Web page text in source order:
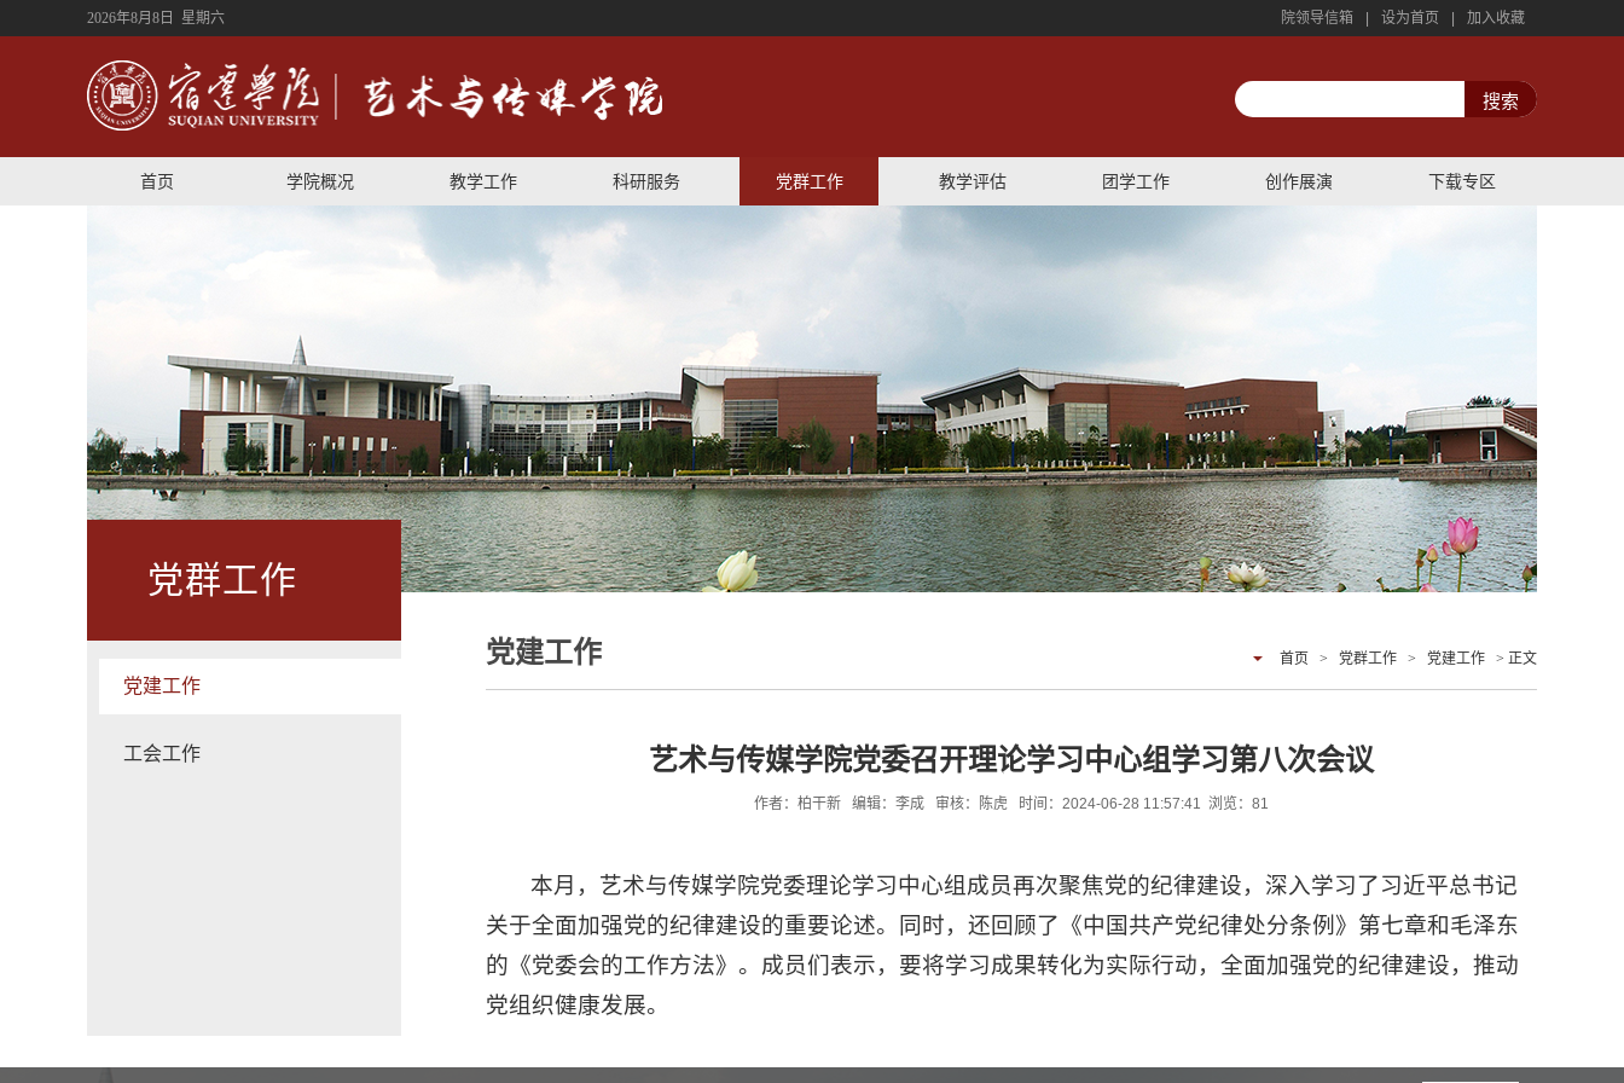
2026年8月8日 星期六 院领导信箱 设为首页 加入收藏
首页 学院概况 教学工作 科研服务 党群工作 教学评估 团学工作 创作展演 下载专区
党群工作
党建工作
工会工作
党建工作 首页 > 党群工作 > 党建工作 > 正文
艺术与传媒学院党委召开理论学习中心组学习第八次会议
作者：柏干新 编辑：李成 审核：陈虎 时间：2024-06-28 11:57:41 浏览： 81
本月，艺术与传媒学院党委理论学习中心组成员再次聚焦党的纪律建设，深入学习了习近平总书记
关于全面加强党的纪律建设的重要论述。同时，还回顾了《中国共产党纪律处分条例》第七章和毛泽东
的《党委会的工作方法》。成员们表示，要将学习成果转化为实际行动，全面加强党的纪律建设，推动
党组织健康发展。